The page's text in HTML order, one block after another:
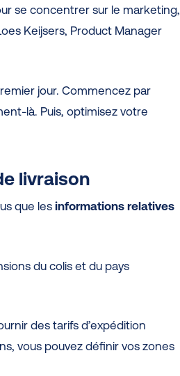
se concentrer sur le marketing,
Keijsers, Product Manager
jour. Commencez par
là. Puis, optimisez votre
livraison
que les informations relatives
du colis et du pays
des tarifs d’expédition
vous pouvez définir vos zones